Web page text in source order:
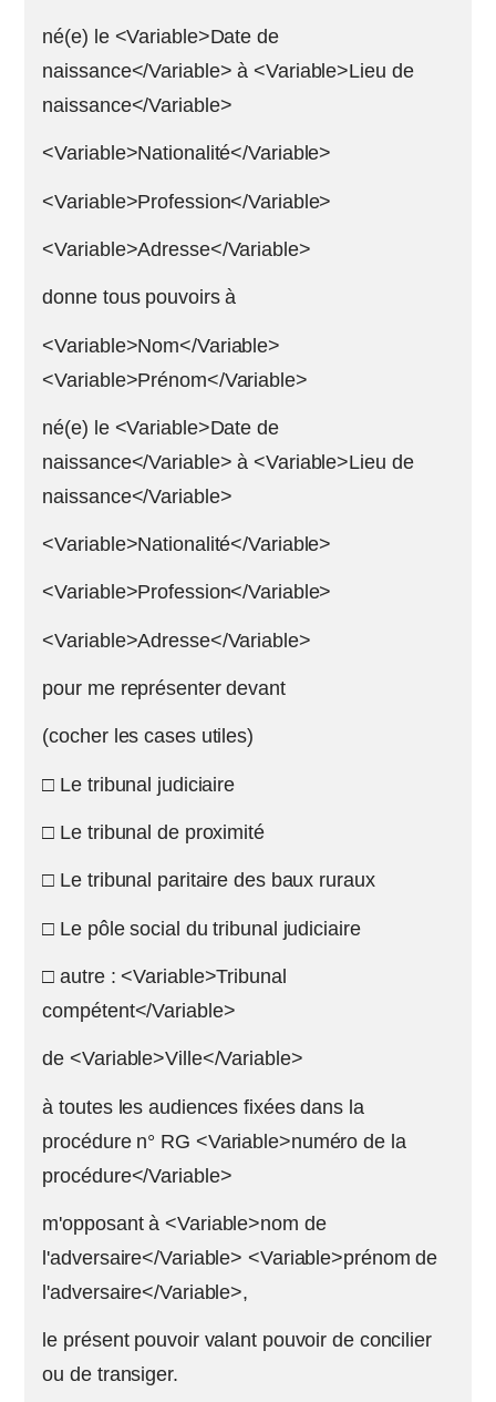
né(e) le <Variable>Date de
naissance</Variable> à <Variable>Lieu de
naissance</Variable>
<Variable>Nationalité</Variable>
<Variable>Profession</Variable>
<Variable>Adresse</Variable>
donne tous pouvoirs à
<Variable>Nom</Variable>
<Variable>Prénom</Variable>
né(e) le <Variable>Date de
naissance</Variable> à <Variable>Lieu de
naissance</Variable>
<Variable>Nationalité</Variable>
<Variable>Profession</Variable>
<Variable>Adresse</Variable>
pour me représenter devant
(cocher les cases utiles)
□ Le tribunal judiciaire
□ Le tribunal de proximité
□ Le tribunal paritaire des baux ruraux
□ Le pôle social du tribunal judiciaire
□ autre : <Variable>Tribunal
compétent</Variable>
de <Variable>Ville</Variable>
à toutes les audiences fixées dans la
procédure n° RG <Variable>numéro de la
procédure</Variable>
m'opposant à <Variable>nom de
l'adversaire</Variable> <Variable>prénom de
l'adversaire</Variable>,
le présent pouvoir valant pouvoir de concilier
ou de transiger.